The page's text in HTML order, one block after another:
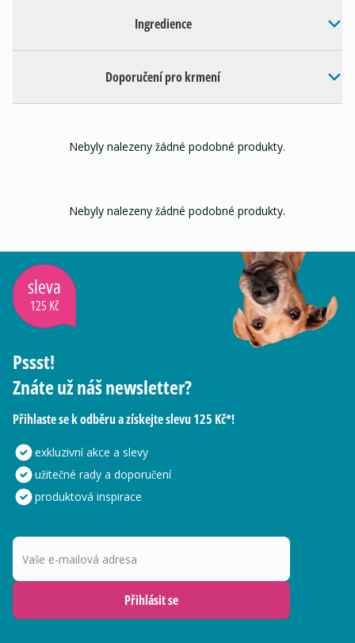
Ingredience
Doporučení pro krmení
Nebyly nalezeny žádné podobné produkty.
Nebyly nalezeny žádné podobné produkty.
sleva
125 Kč
Pssst!
Znáte už náš newsletter?
Přihlaste se k odběru a získejte slevu 125 Kč*!
exkluzivní akce a slevy
užitečné rady a doporučení
produktová inspirace
Vaše e-mailová adresa
Přihlásit se